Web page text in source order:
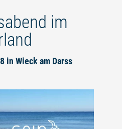
im
in Wieck am Darss